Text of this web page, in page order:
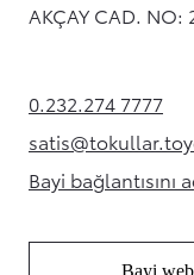
AKÇAY CAD. NO:
0.232.274 7777
(Opens in
Bayi bağlantısını
(Opens
Bayi